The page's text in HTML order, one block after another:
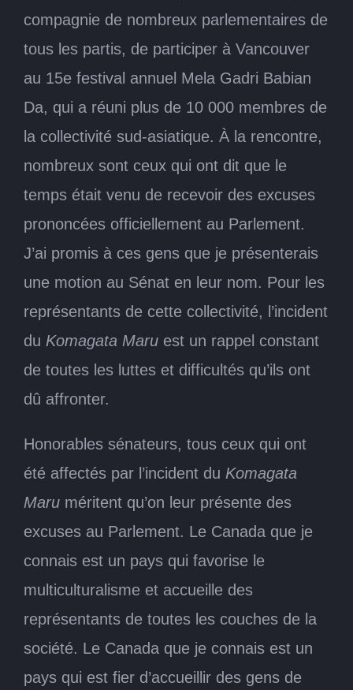
compagnie de nombreux parlementaires de
tous les partis, de participer à Vancouver
au 15e festival annuel Mela Gadri Babian
Da, qui a réuni plus de 10 000 membres de
la collectivité sud-asiatique. À la rencontre,
nombreux sont ceux qui ont dit que le
temps était venu de recevoir des excuses
prononcées officiellement au Parlement.
J’ai promis à ces gens que je présenterais
une motion au Sénat en leur nom. Pour les
représentants de cette collectivité, l’incident
du Komagata Maru est un rappel constant
de toutes les luttes et difficultés qu’ils ont
dû affronter.
Honorables sénateurs, tous ceux qui ont
été affectés par l’incident du Komagata
Maru méritent qu’on leur présente des
excuses au Parlement. Le Canada que je
connais est un pays qui favorise le
multiculturalisme et accueille des
représentants de toutes les couches de la
société. Le Canada que je connais est un
pays qui est fier d’accueillir des gens de